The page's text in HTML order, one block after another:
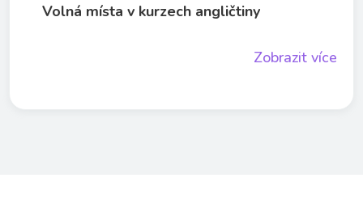
Volná místa v kurzech angličtiny
Zobrazit více